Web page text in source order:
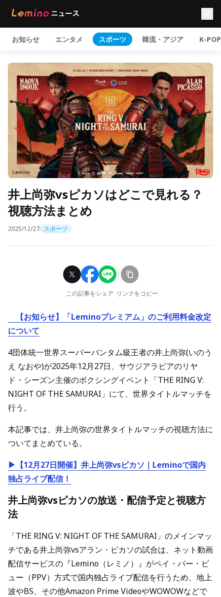
お知らせ エンタメ スポーツ 韓流・アジア K-POP
井上尚弥vsピカソはどこで見れる？
視聴方法まとめ
2025/12/27 スポーツ
この記事をシェア リンクをコピー
【お知らせ】「Leminoプレミアム」のご利用料金改定
について
4団体統一世界スーパーバンタム級王者の井上尚弥(いのう
え なおや)が2025年12月27日、サウジアラビアのリヤ
ド・シーズン主催のボクシングイベント「THE RING V:
NIGHT OF THE SAMURAI」にて、世界タイトルマッチを
行う。
本記事では、井上尚弥の世界タイトルマッチの視聴方法に
ついてまとめている。
▶【12月27日開催】井上尚弥vsピカソ｜Leminoで国内
独占ライブ配信！
井上尚弥vsピカソの放送・配信予定と視聴方
法
「THE RING V: NIGHT OF THE SAMURAI」のメインマッ
チである井上尚弥vsアラン・ピカソの試合は、ネット動画
配信サービスの『Lemino（レミノ）』がペイ・パー・ビ
ュー（PPV）方式で国内独占ライブ配信を行うため、地上
波やBS、その他Amazon Prime VideoやWOWOWなどで